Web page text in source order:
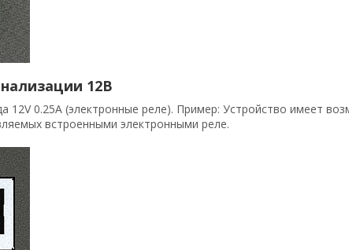
12В
12V 0.25A (электронные реле). Пример: Устройство имеет
встроенными электронными реле.